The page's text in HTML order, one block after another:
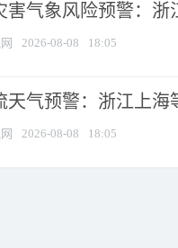
害气象风险预警：
2026-08-08 18:05
天气预警：浙江上海
2026-08-08 18:05